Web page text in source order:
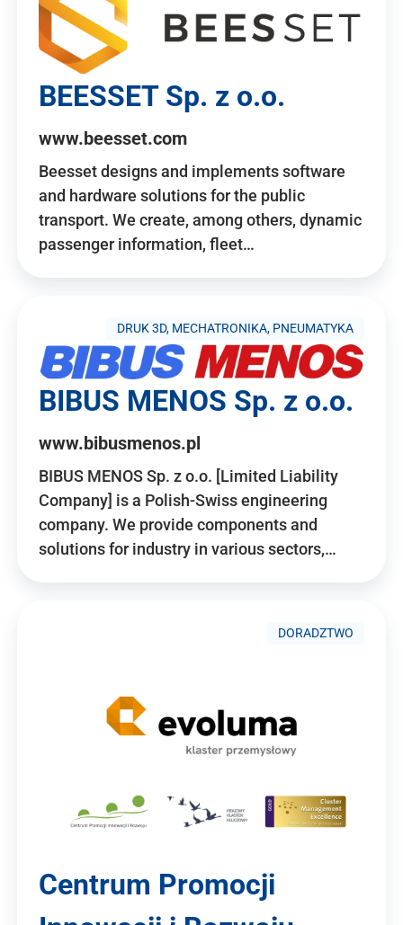
BEESSET Sp. z o.o.
www.beesset.com
Beesset designs and implements software
and hardware solutions for the public
transport. We create, among others, dynamic
passenger information, fleet…
DRUK 3D, MECHATRONIKA, PNEUMATYKA
BIBUS MENOS Sp. z o.o.
www.bibusmenos.pl
BIBUS MENOS Sp. z o.o. [Limited Liability
Company] is a Polish-Swiss engineering
company. We provide components and
solutions for industry in various sectors,…
DORADZTWO
Centrum Promocji